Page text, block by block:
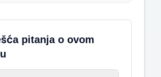
pitanja o ovom